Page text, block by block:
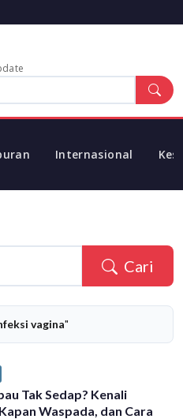
Internasional
Cari
vagina"
Tak Sedap? Kenali
Waspada, dan Cara